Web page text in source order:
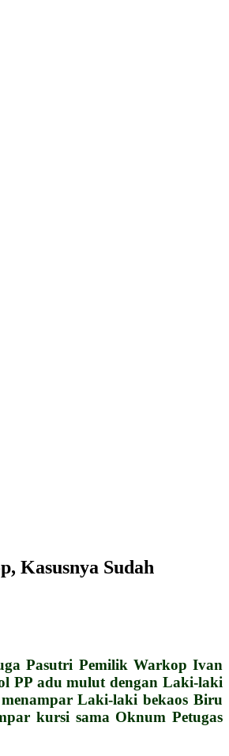
Kasusnya Sudah
Pasutri Pemilik Warkop Ivan
PP adu mulut dengan Laki-laki
Laki-laki bekaos Biru
kursi sama Oknum Petugas